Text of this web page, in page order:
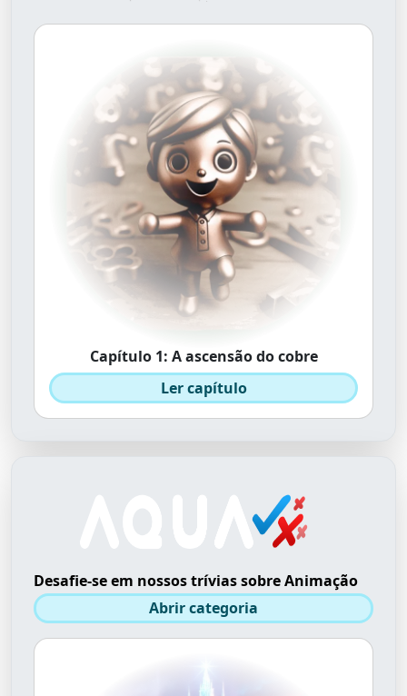
Capítulo 1: A ascensão do cobre
Ler capítulo
Desafie-se em nossos trívias sobre Animação
Abrir categoria